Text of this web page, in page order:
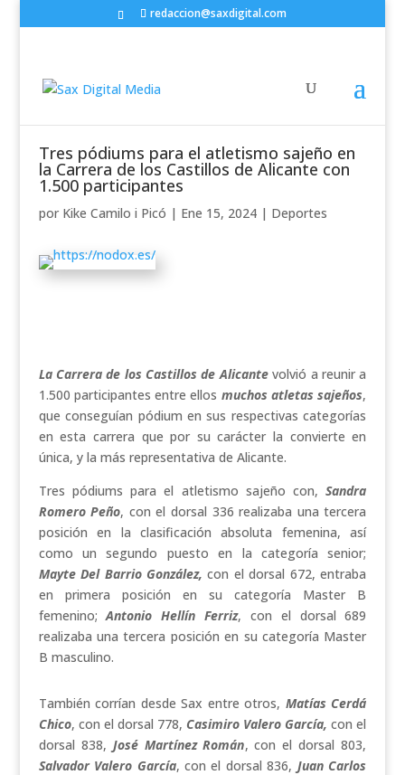
redaccion@saxdigital.com
Tres pódiums para el atletismo sajeño en
la Carrera de los Castillos de Alicante con
1.500 participantes
por Kike Camilo i Picó | Ene 15, 2024| Deportes
La Carrera de los Castillos de Alicantevolvió a reunir a
1.500 participantes entre ellos muchos atletas sajeños,
que conseguían pódium en sus respectivas categorías
en esta carrera que por su carácter la convierte en
única, y la más representativa de Alicante.
Tres pódiums para el atletismo sajeño con,Sandra
Romero Peño, con el dorsal 336 realizaba una tercera
posición en la clasificación absoluta femenina, así
como un segundo puesto en la categoría senior;
Mayte Del Barrio González, con el dorsal 672, entraba
en primera posición en su categoría Master B
femenino;Antonio Hellín Ferriz, con el dorsal689
realizaba una tercera posición en su categoría Master
B masculino.
También corrían desde Sax entre otros, Matías Cerdá
Chico, con el dorsal 778, Casimiro Valero García, con el
dorsal 838, José Martínez Román, con el dorsal 803,
Salvador Valero García, con el dorsal 836, Juan Carlos